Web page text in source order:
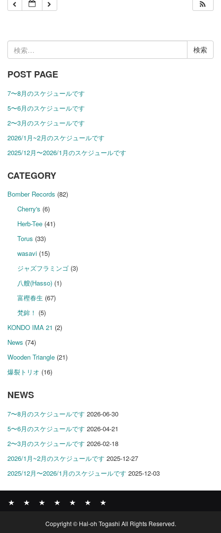
検
索:
POST PAGE
7〜8月のスケジュールです
5〜6月のスケジュールです
2〜3月のスケジュールです
2026/1月~2月のスケジュールです
2025/12月〜2026/1月のスケジュールです
CATEGORY
Bomber Records (82)
Cherry's (6)
Herb-Tee(41)
Torus (33)
wasavi(15)
ジャズフラミンゴ(3)
八艘(Hasso)(1)
富樫春生 (67)
梵鉾！ (5)
KONDO IMA 21 (2)
News (74)
Wooden Triangle (21)
爆裂トリオ (16)
NEWS
7〜8月のスケジュールです 2026-06-30
5〜6月のスケジュールです 2026-04-21
2〜3月のスケジュールです 2026-02-18
2026/1月~2月のスケジュールです 2025-12-27
2025/12月〜2026/1月のスケジュールです 2025-12-03
RECORDS
PROFILE
Copyright © Hal-oh Togashi All Rights Reserved.